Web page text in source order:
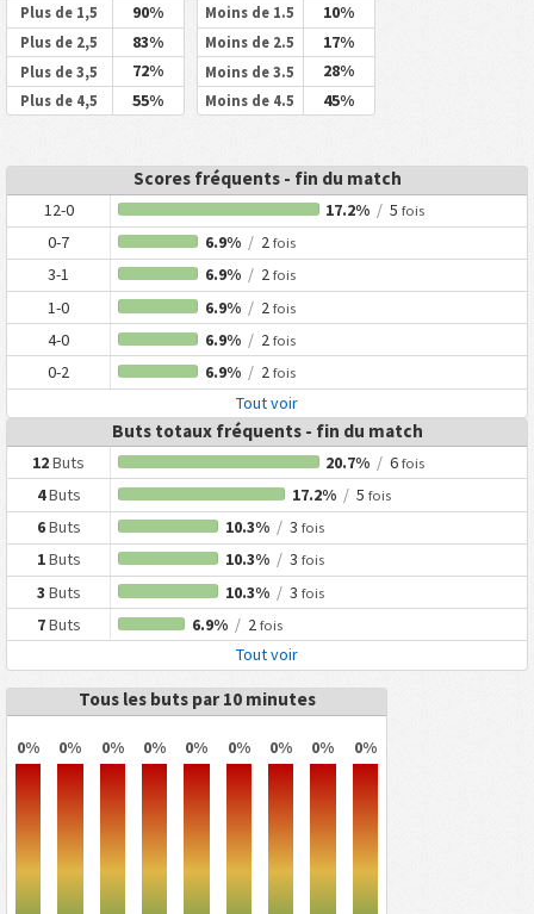
Plus de 1,5 90%
Plus de 2,5 83%
Plus de 3,5 72%
Plus de 4,5 55%
Moins de 1.5 10%
Moins de 2.5 17%
Moins de 3.5 28%
Moins de 4.5 45%
Scores fréquents - fin du match
12-0 17.2% / 5fois
0-7 6.9% /2 fois
3-1 6.9% /2 fois
1-0 6.9% /2 fois
4-0 6.9% /2 fois
0-2 6.9% /2 fois
Tout voir
Buts totaux fréquents - fin du match
12Buts 20.7% / 6fois
4Buts 17.2% / 5fois
6Buts 10.3% /3 fois
1Buts 10.3% /3 fois
3 Buts 10.3% /3 fois
7Buts 6.9% /2 fois
Tout voir
Tous les buts par 10 minutes
0% 0% 0% 0% 0% 0% 0% 0% 0%